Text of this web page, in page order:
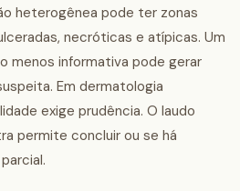
heterogênea pode ter zonas
necróticas e atípicas. Um
menos informativa pode gerar
Em dermatologia
exige prudência. O laudo
permite concluir ou se há